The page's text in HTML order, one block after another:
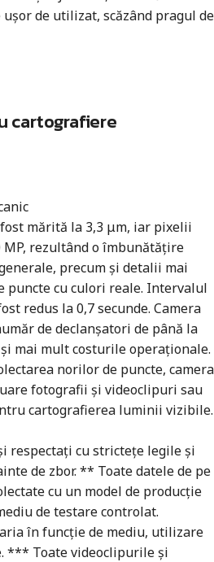
de utilizat, scăzând pragul de
cartografiere
mărită la 3,3 μm, iar pixelii
rezultând o îmbunătățire
precum și detalii mai
puncte cu culori reale. Intervalul
redus la 0,7 secunde. Camera
de declanșatori de până la
mai mult costurile operaționale.
norilor de puncte, camera
fotografii și videoclipuri sau
cartografierea luminii vizibile.
respectați cu strictețe legile și
de zbor. ** Toate datele de pe
cu un model de producție
de testare controlat.
în funcție de mediu, utilizare
*** Toate videoclipurile și